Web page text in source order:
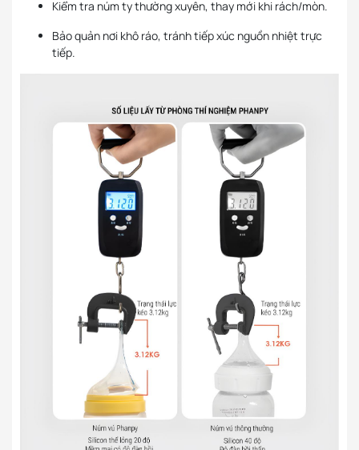
Kiểm tra núm ty thường xuyên, thay mới khi rách/mòn.
Bảo quản nơi khô ráo, tránh tiếp xúc nguồn nhiệt trực
tiếp.